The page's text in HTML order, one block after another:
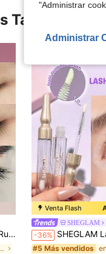
También
Y NiñAs
de ojos
Venta Flash
SHEGLAM
-36% SHEGLAM Lash Ritual Sérum Nutritivo Marca de
#5 Más vendidos
"Administrar
Administrar